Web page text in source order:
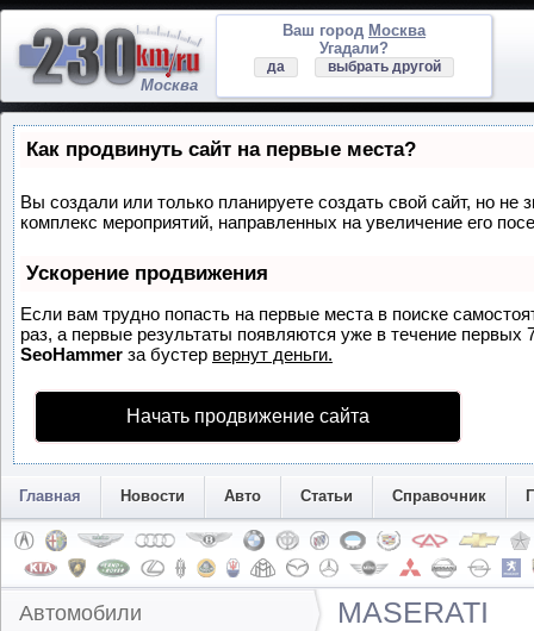
Москва
Ваш город Москва
Угадали?
да выбрать другой
Как продвинуть сайт на первые места?
Вы создали или только планируете создать свой сайт, но
комплекс мероприятий, направленных на увеличение его
Ускорение продвижения
Если вам трудно попасть на первые места в поиске
раз, а первые результаты появляются уже в течение
SeoHammer за бустер вернут деньги.
Начать продвижение сайта
Главная Новости Авто Статьи Справочник
Автомобили MASERATI